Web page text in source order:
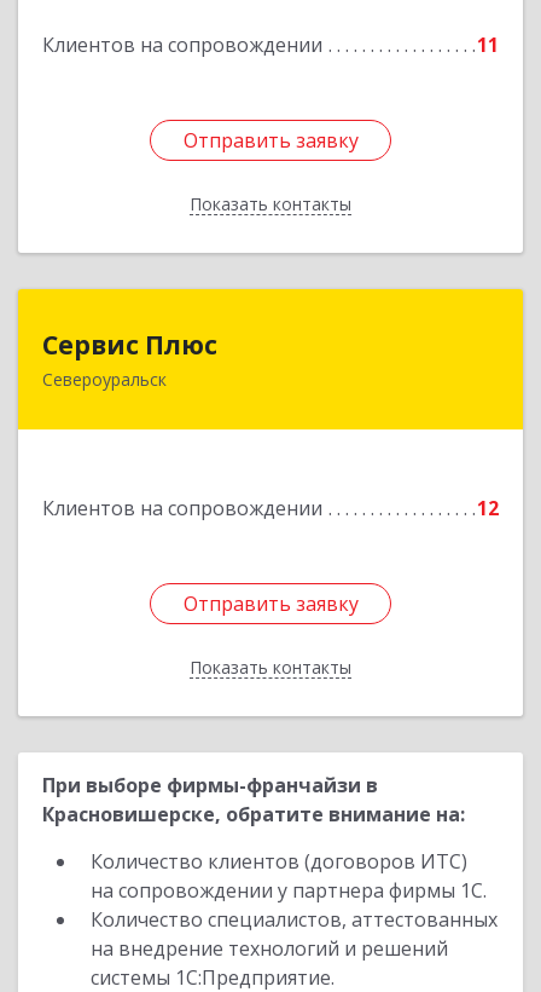
Клиентов на сопровождении 11
Отправить заявку
Показать контакты
Подробнее
Отправить заявку
Назад
Сервис Плюс
Североуральск
Клиентов на сопровождении 12
Отправить заявку
Показать контакты
624480, Свердловская обл, Североуральск г,
Отправить заявку
Назад
При выборе фирмы-франчайзи в
Красновишерске, обратите внимание на:
Количество клиентов (договоров ИТС)
на сопровождении у партнера фирмы 1С.
Количество специалистов, аттестованных
на внедрение технологий и решений
системы 1С:Предприятие.